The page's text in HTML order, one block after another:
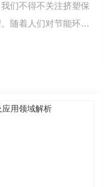
们不得不关注挤塑保
随着人们对节能环保